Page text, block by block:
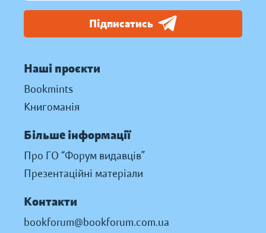
Підписатись
Наші проєкти
Bookmints
Книгоманія
Більше інформації
Про ГО “Форум видавців”
Презентаційні матеріали
Контакти
bookforum@bookforum.com.ua